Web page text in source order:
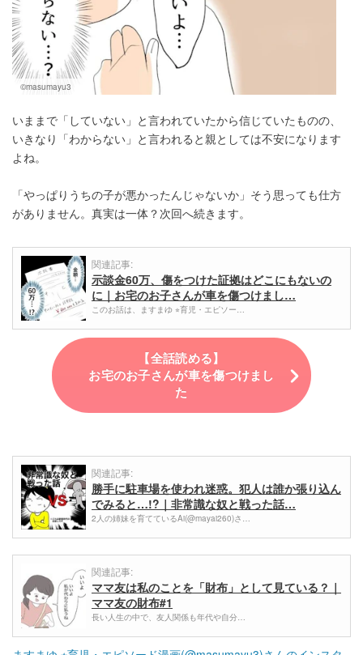
©masumayu3
いままで「していない」と言われていたから信じていたものの、
いきなり「わからない」と言われると親としては不安になります
よね。
「やっぱりうちの子が悪かったんじゃないか」そう思っても仕方
がありません。真実は一体？次回へ続きます。
関連記事:
示談金60万、傷をつけた証拠はどこにもないの
に｜お宅のお子さんが車を傷つけまし…
このお話は、ますまゆ ⭐︎育児・エピソー…
【全話読める】
お宅のお子さんが車を傷つけまし
た
関連記事:
勝手に駐車場を使われ迷惑。犯人は誰か張り込ん
でみると…!?｜非常識な奴と戦った話…
2人の姉妹を育てているAi(@mayai260)さ…
関連記事:
ママ友は私のことを「財布」として見ている？｜
ママ友の財布#1
長い人生の中で、友人関係も年代や自分…